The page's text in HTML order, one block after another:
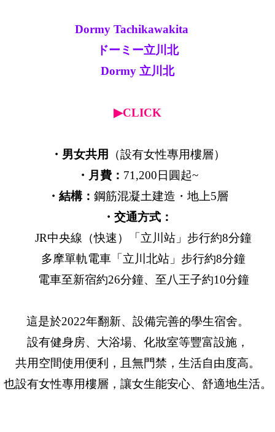
Dormy Tachikawakita
ドーミー立川北
Dormy 立川北
▶CLICK
・男女共用
（設有女性專用樓層）
・月費： 71,200日圓起~
・結構： 鋼筋混凝土建造・地上5層
・交通方式：
JR中央線（快速）「立川站」步行約8分鐘
多摩單軌電車「立川北站」步行約8分鐘
電車至新宿約26分鐘、至八王子約10分鐘
這是於2022年翻新、設備完善的學生宿舍。
設有健身房、大浴場、化妝室等豐富設施，
共用空間使用便利，且無門禁，生活自由度高。
也設有女性專用樓層，讓女生能安心、舒適地生活。